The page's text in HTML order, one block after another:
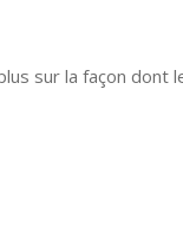
sur la façon